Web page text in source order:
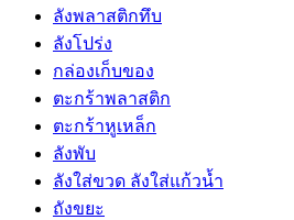
ลังพลาสติกทึบ
ลังโปร่ง
กล่องเก็บของ
ตะกร้าพลาสติก
ตะกร้าหูเหล็ก
ลังพับ
ลังใส่ขวด ลังใส่แก้วน้ำ
ถังขยะ